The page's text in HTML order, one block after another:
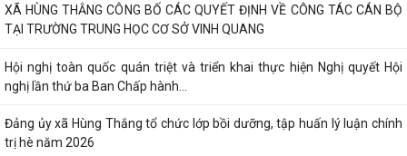
XÃ HÙNG THẮNG CÔNG BỐ CÁC QUYẾT ĐỊNH VỀ CÔNG TÁC CÁN BỘ
TẠI TRƯỜNG TRUNG HỌC CƠ SỞ VINH QUANG
Hội nghị toàn quốc quán triệt và triển khai thực hiện Nghị quyết Hội
nghị lần thứ ba Ban Chấp hành...
Đảng ủy xã Hùng Thắng tổ chức lớp bồi dưỡng, tập huấn lý luận chính
trị hè năm 2026